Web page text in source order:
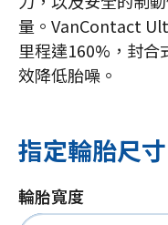
量。VanContact
里程達160%，封合
效降低胎噪。
指定輪胎尺寸
輪胎寬度